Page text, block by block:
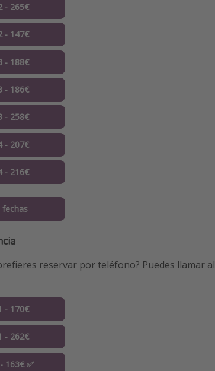
- 265€
- 147€
- 188€
- 186€
- 258€
- 207€
- 216€
fechas
reservar por teléfono? Puedes llamar al
- 170€
- 262€
163€ ✅